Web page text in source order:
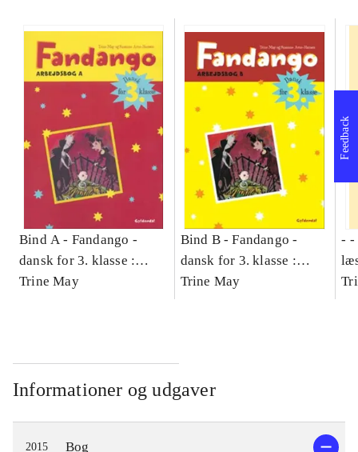
Bind A - Fandango -
dansk for 3. klasse :
grundbog -- Arbejdsbog.
Trine May
Bind B -Fandango -
dansk for 3. klasse :
grundbog -- Arbejdsbog.
Trine May
- -
-
Informationer og udgaver
2015 Bog
Feedback